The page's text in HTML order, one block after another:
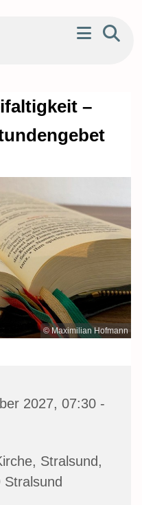
–
© Maximilian Hofmann
2027, 07:30 -
Stralsund,
Stralsund